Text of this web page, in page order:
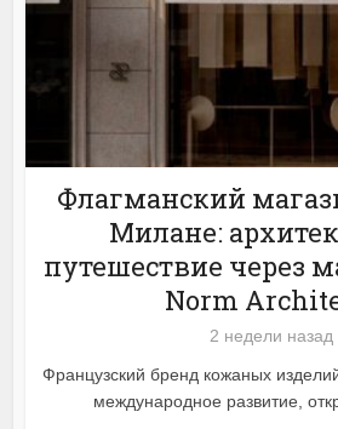
Флагманский
Милане:
путешествие через
Norm
2 недели назад
Французский бренд кожаных
международное развитие,